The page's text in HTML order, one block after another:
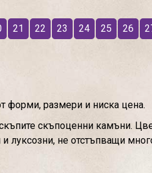
21 22 23 24 25 26
форми, размери и ниска цена.
скъпоценни камъни.
луксозни, не отстъпващи